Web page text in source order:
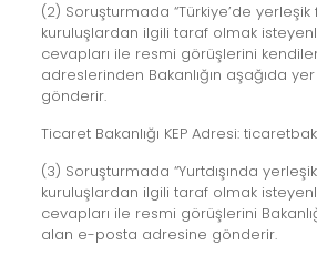
(2) Soruşturmada “Türkiye’de
kuruluşlardan ilgili taraf olmak
cevapları ile resmi görüşlerini
adreslerinden Bakanlığın aşağıda
gönderir.
Ticaret Bakanlığı KEP Adresi:
(3) Soruşturmada “Yurtdışında
kuruluşlardan ilgili taraf olmak
cevapları ile resmi görüşlerini
alan e-posta adresine gönderir.